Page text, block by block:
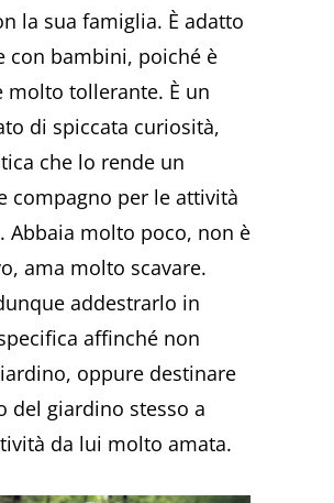
la sua famiglia. È adatto
con bambini, poiché è
molto tollerante. È un
di spiccata curiosità,
che lo rende un
compagno per le attività
Abbaia molto poco, non è
ama molto scavare.
addestrarlo in
affinché non
oppure destinare
del giardino stesso a
da lui molto amata.